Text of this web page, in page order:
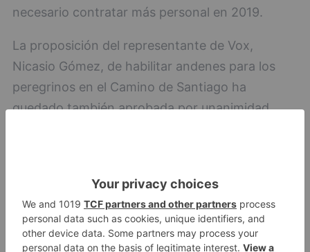
necesario contratar más personal en 2019.
La proposición del representante de Vox,
Nicasio Gómez, de habilitar andenes para los
peregrinos en el Camino de Santiago ha
quedado también aprobada por unanimidad
pueden emplazar los andaderos ?arcenes y
posteriormente que la Diputación Provincial de
Burgos encargue el proyecto para realizarlo.